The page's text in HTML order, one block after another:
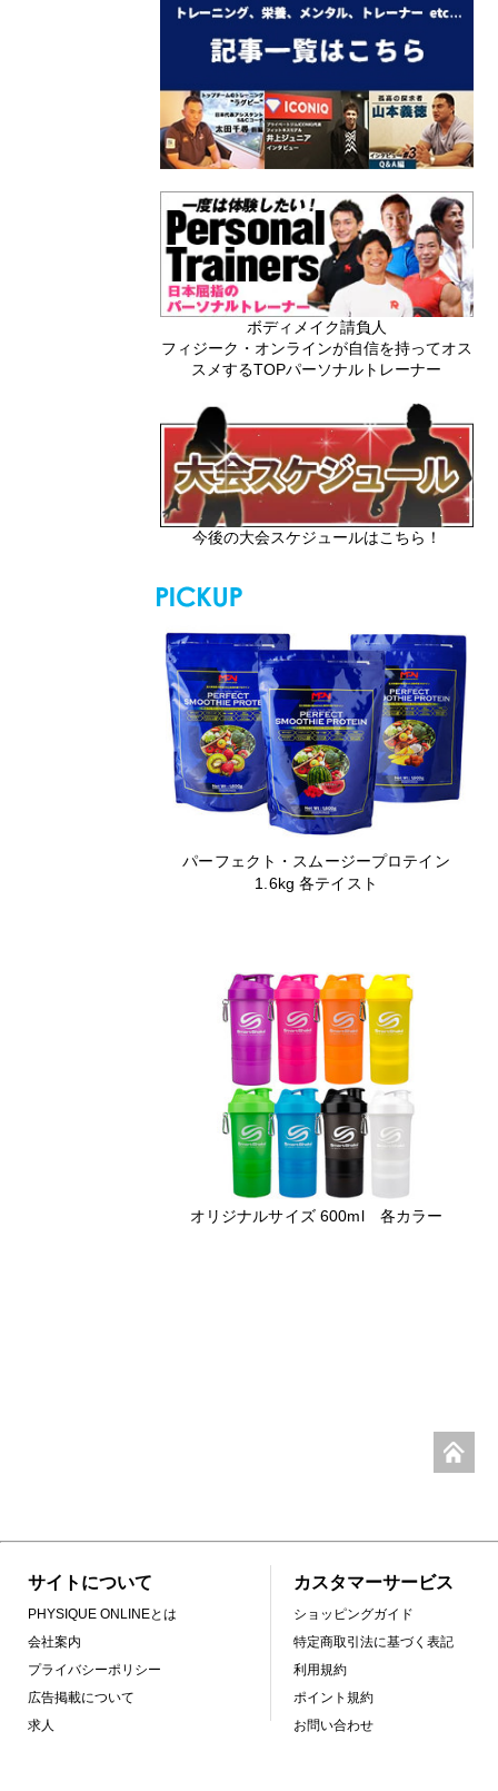
ボディメイク請負人
フィジーク・オンラインが自信を持ってオス
スメするTOPパーソナルトレーナー
今後の大会スケジュールはこちら！
パーフェクト・スムージープロテイン
1.6kg 各テイスト
オリジナルサイズ 600ml 各カラー
サイトについて
PHYSIQUE ONLINEとは
会社案内
プライバシーポリシー
広告掲載について
求人
カスタマーサービス
ショッピングガイド
特定商取引法に基づく表記
利用規約
ポイント規約
お問い合わせ